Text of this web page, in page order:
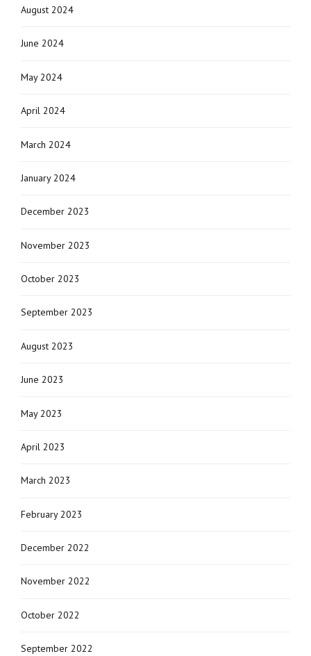
August 2024
June 2024
May 2024
April 2024
March 2024
January 2024
December 2023
November 2023
October 2023
September 2023
August 2023
June 2023
May 2023
April 2023
March 2023
February 2023
December 2022
November 2022
October 2022
September 2022